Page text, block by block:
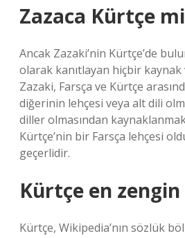
Zazaca Kürtçe
Ancak Zazaki’nin Kürtçe’de
olarak kanıtlayan hiçbir kaynak
Zazaki, Farsça ve Kürtçe
diğerinin lehçesi veya alt dili
diller olmasından
Kürtçe’nin bir Farsça lehçesi
geçerlidir.
Kürtçe en zengin
Kürtçe, Wikipedia’nın sözlük